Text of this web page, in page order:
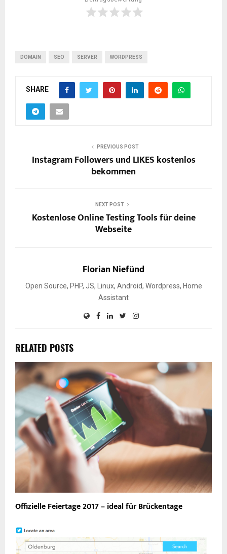
SHARE
Instagram Followers und LIKES kostenlos
bekommen
Kostenlose Online Testing Tools für deine
Webseite
Florian Niefünd
Open Source, PHP, JS, Linux, Android, Wordpress, Home
Assistant
RELATED POSTS
Offizielle Feiertage 2017 – ideal für Brückentage